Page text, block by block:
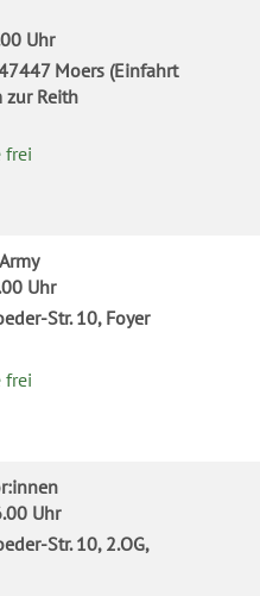
Uhr
Moers (Einfahrt
zur Reith
frei
Uhr
Str. 10, Foyer
frei
Uhr
Str. 10, 2.OG,